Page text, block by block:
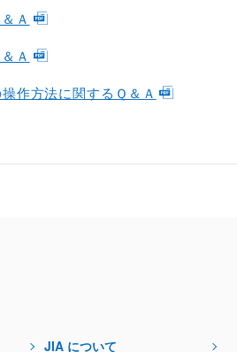
Ａ
Ａ
作方法に関するＱ＆Ａ
JIA について